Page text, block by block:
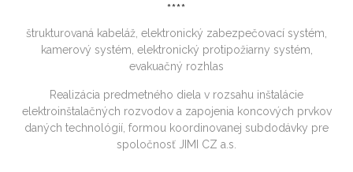
****
štrukturovaná kabeláž, elektronický zabezpečovací systém,
kamerový systém, elektronický protipožiarny systém,
evakuačný rozhlas
Realizácia predmetného diela v rozsahu inštalácie
elektroinštalačných rozvodov a zapojenia koncových prvkov
daných technológií, formou koordinovanej subdodávky pre
spoločnosť JIMI CZ a.s.